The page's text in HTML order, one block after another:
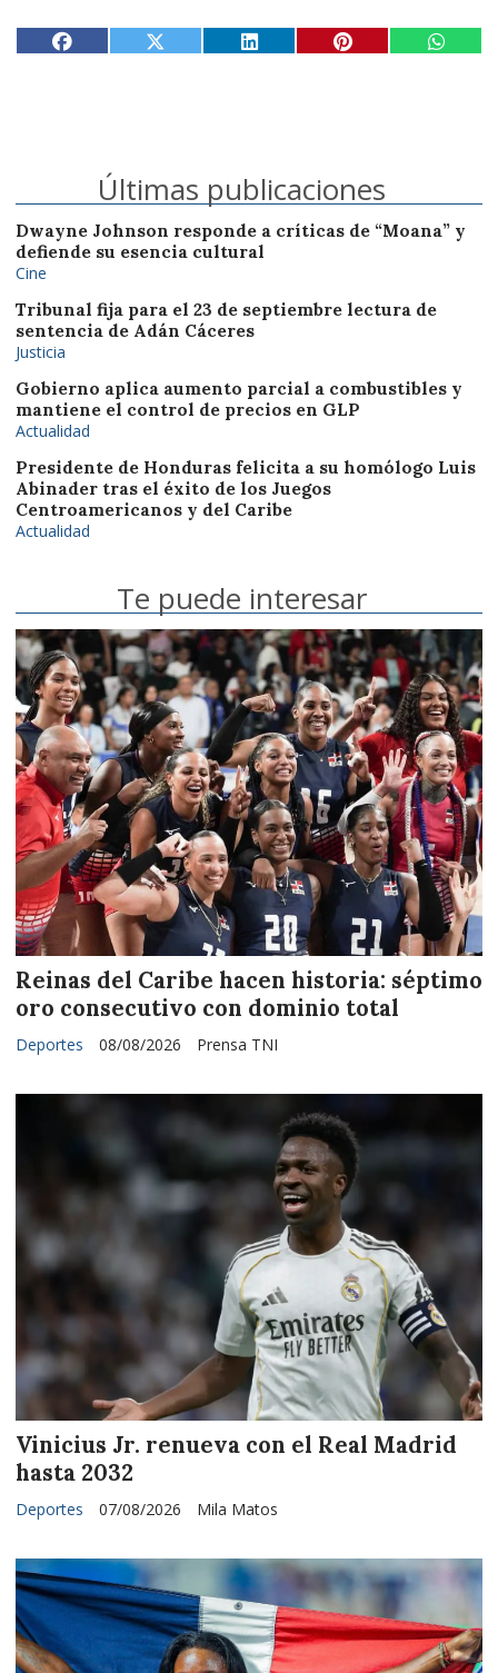
Últimas publicaciones
Dwayne Johnson responde a críticas de “Moana” y
defiende su esencia cultural
Cine
Tribunal fija para el 23 de septiembre lectura de
sentencia de Adán Cáceres
Justicia
Gobierno aplica aumento parcial a combustibles y
mantiene el control de precios en GLP
Actualidad
Presidente de Honduras felicita a su homólogo Luis
Abinader tras el éxito de los Juegos
Centroamericanos y del Caribe
Actualidad
Te puede interesar
Reinas del Caribe hacen historia: séptimo
oro consecutivo con dominio total
Prensa TNI
Deportes 08/08/2026
Vinicius Jr. renueva con el Real Madrid
hasta 2032
Mila Matos
Deportes 07/08/2026